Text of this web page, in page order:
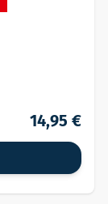
14,95 €